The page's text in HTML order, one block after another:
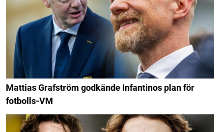
Mattias Grafström godkände Infantinos plan för
fotbolls-VM